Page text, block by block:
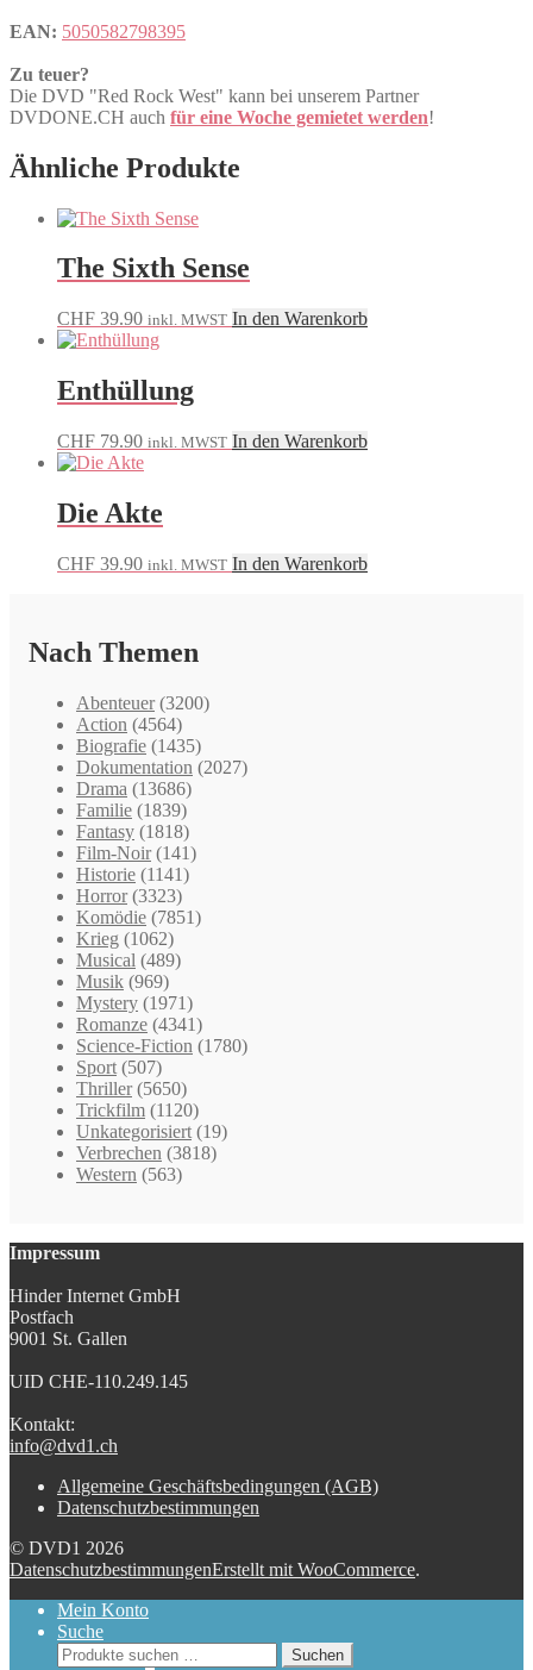
EAN: 5050582798395
Zu teuer?
Die DVD "Red Rock West" kann bei unserem Partner
DVDONE.CH auch für eine Woche gemietet werden!
Ähnliche Produkte
The Sixth Sense
CHF 39.90 inkl. MWST In den Warenkorb
Enthüllung
CHF 79.90 inkl. MWST In den Warenkorb
Die Akte
CHF 39.90 inkl. MWST In den Warenkorb
Nach Themen
Abenteuer (3200)
Action (4564)
Biografie (1435)
Dokumentation (2027)
Drama (13686)
Familie (1839)
Fantasy (1818)
Film-Noir (141)
Historie (1141)
Horror (3323)
Komödie (7851)
Krieg (1062)
Musical (489)
Musik (969)
Mystery (1971)
Romanze (4341)
Science-Fiction (1780)
Sport (507)
Thriller (5650)
Trickfilm (1120)
Unkategorisiert (19)
Verbrechen (3818)
Western (563)
Impressum
Hinder Internet GmbH
Postfach
9001 St. Gallen
UID CHE-110.249.145
Kontakt:
info@dvd1.ch
Allgemeine Geschäftsbedingungen (AGB)
Datenschutzbestimmungen
© DVD1 2026
DatenschutzbestimmungenErstellt mit WooCommerce.
Mein Konto
Suche
Suchen
Suchen